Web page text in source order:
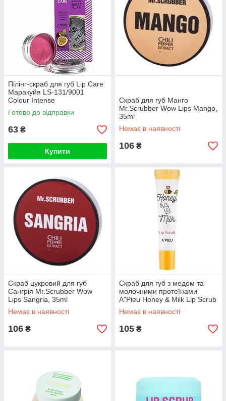
Пілінг-скраб для губ Lip Care
Маракуйя LS-131/9001
Colour Intense
Готово до відправки
63 ₴
Купити
Скраб для губ Манго
Mr.Scrubber Wow Lips Mango,
35ml
Немає в наявності
106 ₴
Скраб цукровий для губ
Сангрія Mr.Scrubber Wow
Lips Sangria, 35ml
Немає в наявності
106 ₴
Скраб для губ з медом та
молочними протеїнами
A"Pieu Honey & Milk Lip Scrub
8ml
Немає в наявності
105 ₴